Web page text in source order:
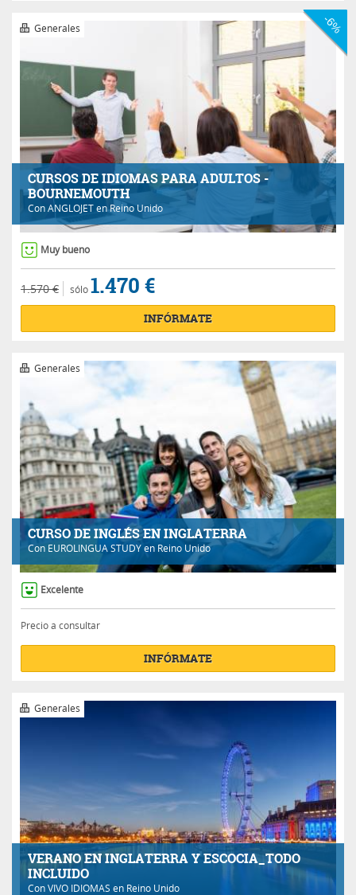
CURSOS DE IDIOMAS PARA ADULTOS -
BOURNEMOUTH
ConANGLOJETen Reino Unido
Generales -6%
Muy bueno
1.570 € sólo1.470 €
INFÓRMATE
CURSO DE INGLÉS EN INGLATERRA
Con EUROLINGUA STUDYen Reino Unido
Generales
Excelente
Precio a consultar
INFÓRMATE
VERANO EN INGLATERRA Y ESCOCIA_TODO
INCLUIDO
ConVIVO IDIOMAS en Reino Unido
Generales